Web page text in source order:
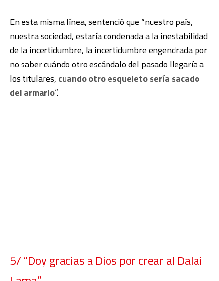
En esta misma línea, sentenció que “nuestro país,
nuestra sociedad, estaría condenada a la inestabilidad
de la incertidumbre, la incertidumbre engendrada por
no saber cuándo otro escándalo del pasado llegaría a
los titulares, cuando otro esqueleto sería sacado
del armario“.
5/ “Doy gracias a Dios por crear al Dalai